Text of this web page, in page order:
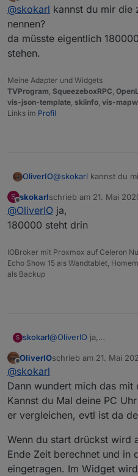
deshalb ist auch ein
Offline
@skokarl kannst du mir die
nennen?
da müsste eigentlich
stehen.
Meine Adapter und Widgets
TVProgram, SqueezeboxRPC,
vis-json-template, skiinfo, vis-
Links im Profil
OliverIO@skokarl kannst du
da müsste eigentlich
stehen.
S
Offline
skokarlschrieb am 21. Mai
zuletzt editiert von
@OliverIO ja,
180000 steht drin
IOBroker mit Proxmox auf Celeron
Echo Show 15 als Wandtablet,
als Backup
S skokarl@OliverIO ja,
Offline
OliverIOschrieb am 21. Mai
zuletzt editiert von
@skokarl
Dann wundert mich das mit
Kannst du Mal deine PC
er vergleichen, evtl ist da
Wenn du start drückst wird
Ende Zeit berechnet und in
eingetragen. Im Widget